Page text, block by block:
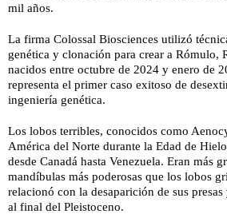
mil años.
La firma Colossal Biosciences utilizó
genética y clonación para crear a Rómulo,
nacidos entre octubre de 2024 y enero de
representa el primer caso exitoso de
ingeniería genética.
Los lobos terribles, conocidos como
América del Norte durante la Edad de
desde Canadá hasta Venezuela. Eran más
mandíbulas más poderosas que los lobos
relacionó con la desaparición de sus
al final del Pleistoceno.